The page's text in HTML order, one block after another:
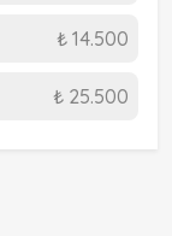
₺ 14.500
₺ 25.500